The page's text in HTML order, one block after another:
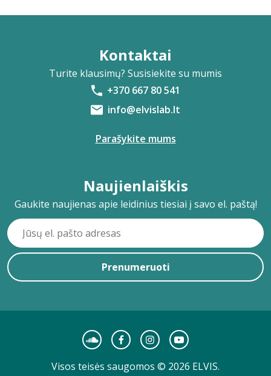
Kontaktai
Turite klausimų? Susisiekite su mumis
+370 667 80 541
info@elvislab.lt
Parašykite mums
Naujienlaiškis
Gaukite naujienas apie leidinius tiesiai į savo el. paštą!
Prenumeruoti
Visos teisės saugomos © 2026 ELVIS.